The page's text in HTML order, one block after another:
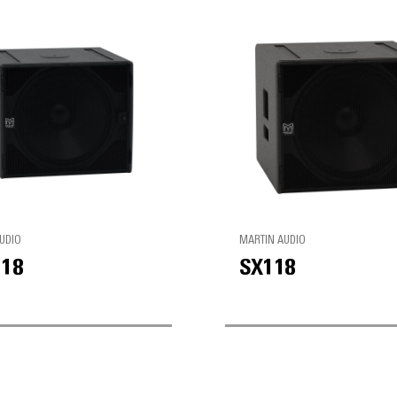
MARTIN AUDIO
SX118